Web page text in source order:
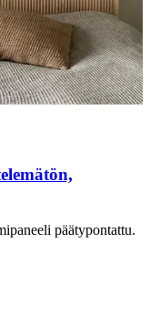
päätypontattu.